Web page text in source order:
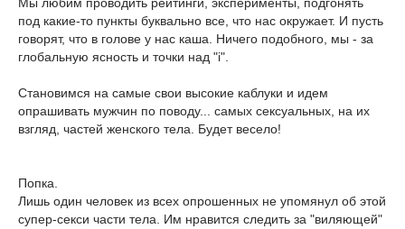
под какие-то пункты буквально все, что нас окружает. И пусть
говорят, что в голове у нас каша. Ничего подобного, мы - за
глобальную ясность и точки над "i".
Становимся на самые свои высокие каблуки и идем
опрашивать мужчин по поводу... самых сексуальных, на их
взгляд, частей женского тела. Будет весело!
Попка.
Лишь один человек из всех опрошенных не упомянул об этой
супер-секси части тела. Им нравится следить за "виляющей"